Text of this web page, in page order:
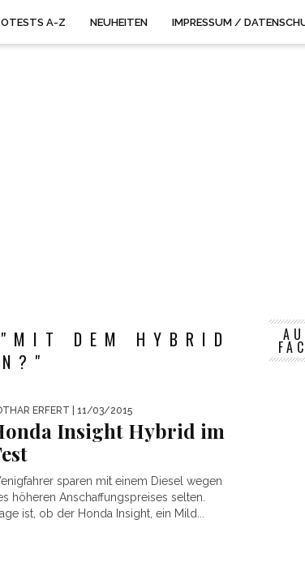
A-Z NEUHEITEN IMPRESSUM /
DEM HYBRID
ERFERT | 11/03/2015
Insight Hybrid im
sparen mit einem Diesel wegen
höheren Anschaffungspreises selten.
ist, ob der Honda Insight, ein Mild...